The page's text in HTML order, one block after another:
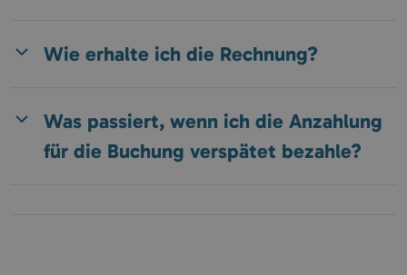
Wie erhalte ich die Rechnung?
Was passiert, wenn ich die Anzahlung
für die Buchung verspätet bezahle?